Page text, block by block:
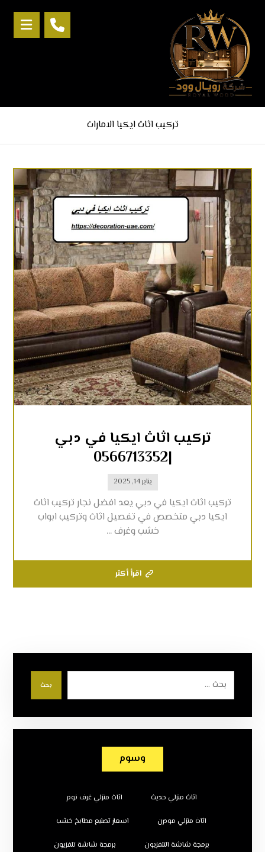
تركيب اثاث ايكيا الامارات
تركيب اثاث ايكيا في دبي
|0566713352
يناير 14, 2025
تركيب اثاث ايكيا في دبي يعد افضل نجار تركيب اثاث
ايكيا دبي متخصص في تفصيل اثاث وتركيب ابواب
خشب وغرف ...
اقرأ أكثر
بحث
وسوم
اثاث منزلي حديث اثاث منزلي غرف نوم
اثاث منزلي مودرن اسعار تصنيع مطابخ خشب
برمجة شاشة التلفزيون برمجة شاشة تلفزيون